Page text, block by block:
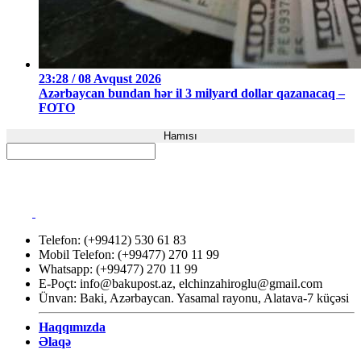
23:28 / 08 Avqust 2026
Azərbaycan bundan hər il 3 milyard dollar qazanacaq –
FOTO
Hamısı
Telefon: (+99412) 530 61 83
Mobil Telefon: (+99477) 270 11 99
Whatsapp: (+99477) 270 11 99
E-Poçt: info@bakupost.az, elchinzahiroglu@gmail.com
Ünvan: Baki, Azərbaycan. Yasamal rayonu, Alatava-7 küçəsi
Haqqımızda
Əlaqə